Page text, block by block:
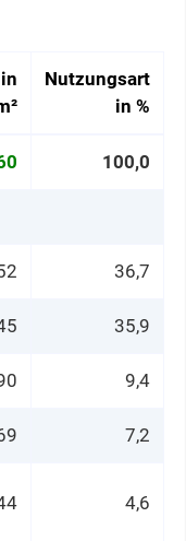
Nutzungsart
in %
100,0
36,7
35,9
9,4
7,2
4,6